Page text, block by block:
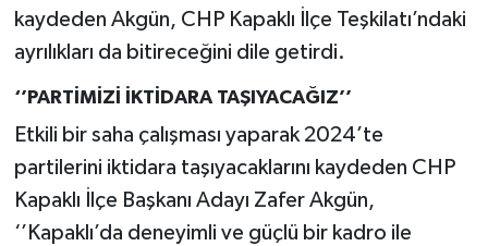
kaydeden Akgün, CHP Kapaklı İlçe Teşkilatı’ndaki
ayrılıkları da bitireceğini dile getirdi.
‘’PARTİMİZİ İKTİDARA TAŞIYACAĞIZ’’
Etkili bir saha çalışması yaparak 2024’te
partilerini iktidara taşıyacaklarını kaydeden CHP
Kapaklı İlçe Başkanı Adayı Zafer Akgün,
‘’Kapaklı’da deneyimli ve güçlü bir kadro ile